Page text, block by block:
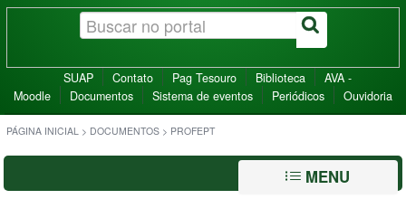
SUAP Contato Pag Tesouro Biblioteca
AVA -
Moodle
Documentos Sistema de eventos Periódicos Ouvidoria
PÁGINA INICIAL > DOCUMENTOS > PROFEPT
MENU